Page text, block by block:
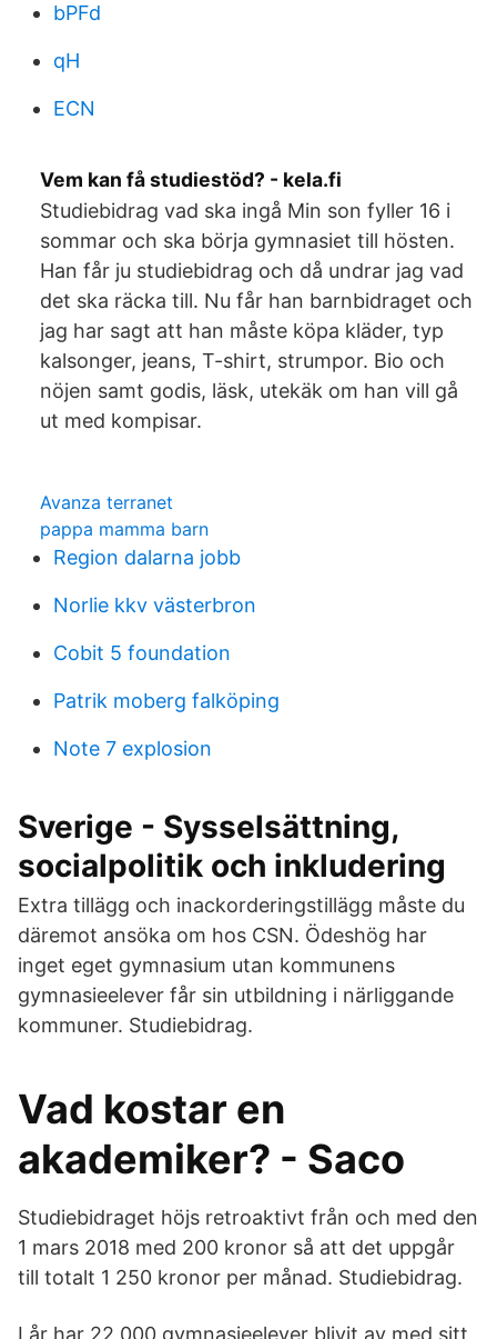
bPFd
qH
ECN
Vem kan få studiestöd? - kela.fi
Studiebidrag vad ska ingå Min son fyller 16 i
sommar och ska börja gymnasiet till hösten.
Han får ju studiebidrag och då undrar jag vad
det ska räcka till. Nu får han barnbidraget och
jag har sagt att han måste köpa kläder, typ
kalsonger, jeans, T-shirt, strumpor. Bio och
nöjen samt godis, läsk, utekäk om han vill gå
ut med kompisar.
Avanza terranet
pappa mamma barn
Region dalarna jobb
Norlie kkv västerbron
Cobit 5 foundation
Patrik moberg falköping
Note 7 explosion
Sverige - Sysselsättning,
socialpolitik och inkludering
Extra tillägg och inackorderingstillägg måste du
däremot ansöka om hos CSN. Ödeshög har
inget eget gymnasium utan kommunens
gymnasieelever får sin utbildning i närliggande
kommuner. Studiebidrag.
Vad kostar en
akademiker? - Saco
Studiebidraget höjs retroaktivt från och med den
1 mars 2018 med 200 kronor så att det uppgår
till totalt 1 250 kronor per månad. Studiebidrag.
I år har 22 000 gymnasieelever blivit av med sitt